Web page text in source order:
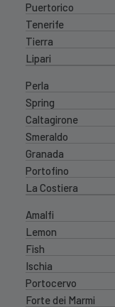
Puertorico
Tenerife
Tierra
Lipari
Perla
Spring
Caltagirone
Smeraldo
Granada
Portofino
La Costiera
Amalfi
Lemon
Fish
Ischia
Portocervo
Forte dei Marmi